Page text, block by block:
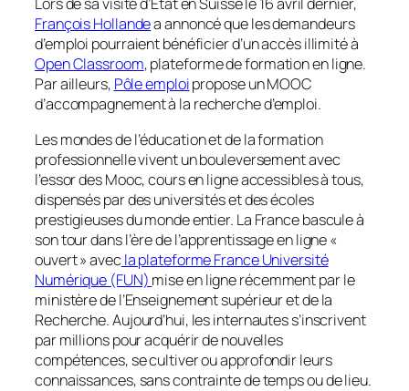
François Hollandea annoncé que les demandeurs
d’emploi pourraient bénéficier d’un accès illimité à
Open Classroom, plateforme de formation en ligne.
Par ailleurs, Pôle emploipropose un MOOC
d’accompagnement à la recherche d’emploi.
Les mondes de l’éducation et de la formation
professionnelle vivent un bouleversement avec
l’essor des Mooc, cours en ligne accessibles à tous,
dispensés par des universités et des écoles
prestigieuses du monde entier. La France bascule à
son tour dans l’ère de l’apprentissage en ligne «
ouvert» avec la plateforme France Université
Numérique (FUN) mise en ligne récemment par le
ministère de l’Enseignement supérieur et de la
Recherche. Aujourd’hui, les internautes s’inscrivent
par millions pour acquérir de nouvelles
compétences, se cultiver ou approfondir leurs
connaissances, sans contrainte de temps ou de lieu.